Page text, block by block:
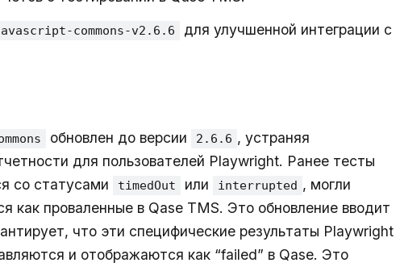
commons-v2.6.6
для улучшенной интеграции с
обновлен до версии 2.6.6 , устраняя
для пользователей Playwright. Ранее тесты
со статусами
timedOut или interrupted , могли
как проваленные в Qase TMS. Это обновление вводит
что эти специфические результаты Playwright
и отображаются как “failed” в Qase. Это